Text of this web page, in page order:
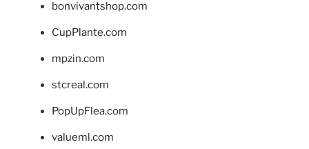
bonvivantshop.com
CupPlante.com
mpzin.com
stcreal.com
PopUpFlea.com
valueml.com